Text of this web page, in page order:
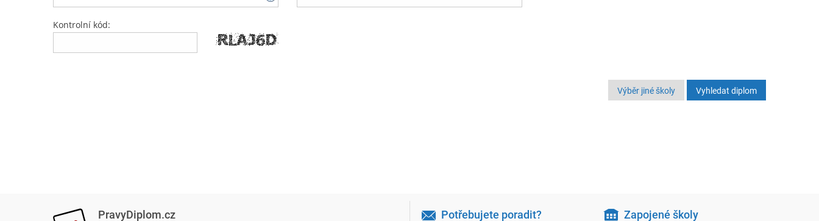
Kontrolní kód:
Výběr jiné školy
PravyDiplom.cz Potřebujete poradit? Zapojené školy